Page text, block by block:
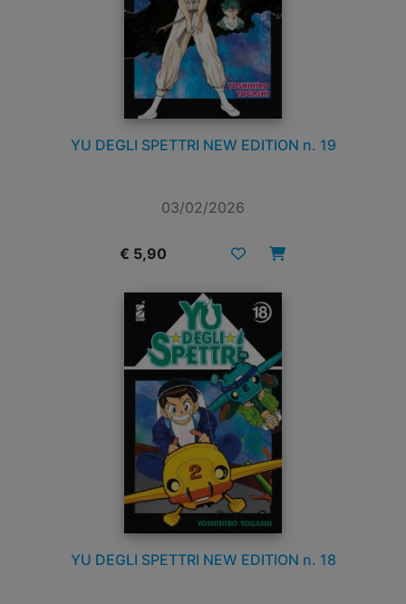
YU DEGLI SPETTRI NEW EDITION n. 19
03/02/2026
€ 5,90
YU DEGLI SPETTRI NEW EDITION n. 18